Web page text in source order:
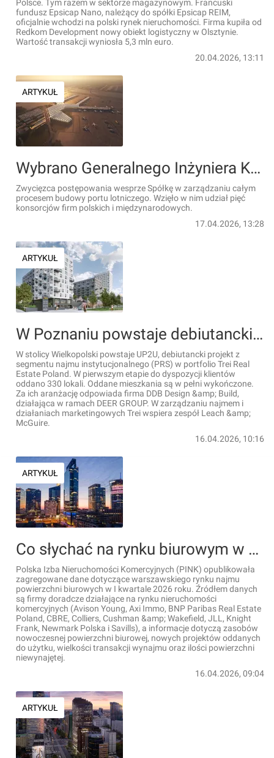
Polsce. Tym razem w sektorze magazynowym. Francuski
fundusz Epsicap Nano, należący do spółki Epsicap REIM,
oficjalnie wchodzi na polski rynek nieruchomości. Firma kupiła od
Redkom Development nowy obiekt logistyczny w Olsztynie.
Wartość transakcji wyniosła 5,3 mln euro.
20.04.2026, 13:11
ARTYKUŁ
Wybrano Generalnego Inżyniera Kontraktu dla nowego lotniska krajowego CPK (Port Polska)
Zwycięzca postępowania wesprze Spółkę w zarządzaniu całym
procesem budowy portu lotniczego. Wzięło w nim udział pięć
konsorcjów firm polskich i międzynarodowych.
17.04.2026, 13:28
ARTYKUŁ
W Poznaniu powstaje debiutancki projekt z segmentu najmu instytucjonalnego (PRS) Trei Real Estate Poland [FILM+WIZUALIZACJE]
W stolicy Wielkopolski powstaje UP2U, debiutancki projekt z
segmentu najmu instytucjonalnego (PRS) w portfolio Trei Real
Estate Poland. W pierwszym etapie do dyspozycji klientów
oddano 330 lokali. Oddane mieszkania są w pełni wykończone.
Za ich aranżację odpowiada firma DDB Design &amp; Build,
działająca w ramach DEER GROUP. W zarządzaniu najmem i
działaniach marketingowych Trei wspiera zespół Leach &amp;
McGuire.
16.04.2026, 10:16
ARTYKUŁ
Co słychać na rynku biurowym w Warszawie w I kwartale 2026 roku?
Polska Izba Nieruchomości Komercyjnych (PINK) opublikowała
zagregowane dane dotyczące warszawskiego rynku najmu
powierzchni biurowych w I kwartale 2026 roku. Źródłem danych
są firmy doradcze działające na rynku nieruchomości
komercyjnych (Avison Young, Axi Immo, BNP Paribas Real Estate
Poland, CBRE, Colliers, Cushman &amp; Wakefield, JLL, Knight
Frank, Newmark Polska i Savills), a informacje dotyczą zasobów
nowoczesnej powierzchni biurowej, nowych projektów oddanych
do użytku, wielkości transakcji wynajmu oraz ilości powierzchni
niewynajętej.
16.04.2026, 09:04
ARTYKUŁ